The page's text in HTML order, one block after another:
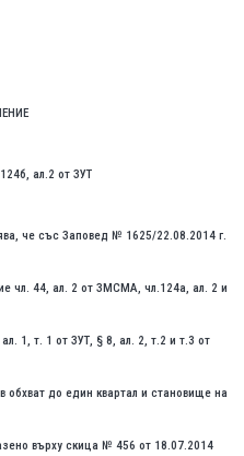
ал.2 от ЗУТ
че със Заповед № 1625/22.08.2014 г.
чл. 44, ал. 2 от ЗМСМА, чл.124а, ал. 2 и
1, т. 1 от ЗУТ, § 8, ал. 2, т.2 и т.3 от
до един квартал и становище на
върху скица № 456 от 18.07.2014